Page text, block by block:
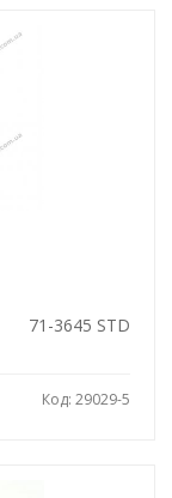
71-3645 STD
Код: 29029-5